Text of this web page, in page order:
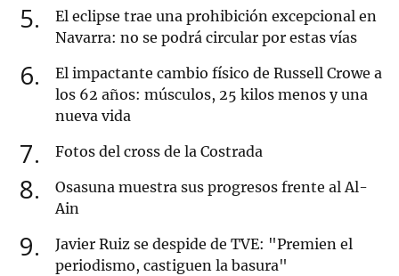
5
El eclipse trae una prohibición excepcional en
Navarra: no se podrá circular por estas vías
6
El impactante cambio físico de Russell Crowe a
los 62 años: músculos, 25 kilos menos y una
nueva vida
7 Fotos del cross de la Costrada
8
Osasuna muestra sus progresos frente al Al-
Ain
9
Javier Ruiz se despide de TVE: "Premien el
periodismo, castiguen la basura"